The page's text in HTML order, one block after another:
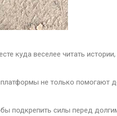
куда веселее читать
не только помогают
подкрепить силы перед